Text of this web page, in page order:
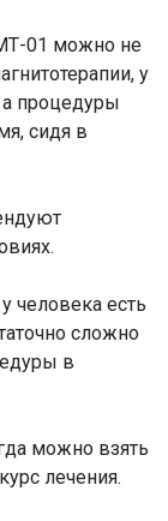
01 можно не
у
процедуры
сидя в
человека есть
сложно
в
можно взять
лечения.